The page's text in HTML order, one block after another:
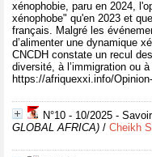
xénophobie, paru en 2024,
xénophobe" qu'en 2023 et
français. Malgré les
d’alimenter une dynamique
CNCDH constate un recul
diversité, à l’immigration ou
https://afriquexxi.info/
N°10 - 10/2025 -
GLOBAL AFRICA) / Cheikh